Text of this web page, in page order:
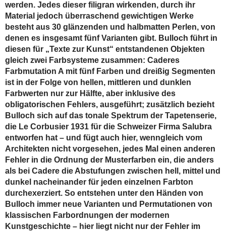
werden. Jedes dieser filigran wirkenden, durch ihr
Material jedoch überraschend gewichtigen Werke
besteht aus 30 glänzenden und halbmatten Perlen, von
denen es insgesamt fünf Varianten gibt. Bulloch führt in
diesen für „Texte zur Kunst“ entstandenen Objekten
gleich zwei Farbsysteme zusammen: Caderes
Farbmutation A mit fünf Farben und dreißig Segmenten
ist in der Folge von hellen, mittleren und dunklen
Farbwerten nur zur Hälfte, aber inklusive des
obligatorischen Fehlers, ausgeführt; zusätzlich bezieht
Bulloch sich auf das tonale Spektrum der Tapetenserie,
die Le Corbusier 1931 für die Schweizer Firma Salubra
entworfen hat – und fügt auch hier, wenngleich vom
Architekten nicht vorgesehen, jedes Mal einen anderen
Fehler in die Ordnung der Musterfarben ein, die anders
als bei Cadere die Abstufungen zwischen hell, mittel und
dunkel nacheinander für jeden einzelnen Farbton
durchexerziert. So entstehen unter den Händen von
Bulloch immer neue Varianten und Permutationen von
klassischen Farbordnungen der modernen
Kunstgeschichte – hier liegt nicht nur der Fehler im